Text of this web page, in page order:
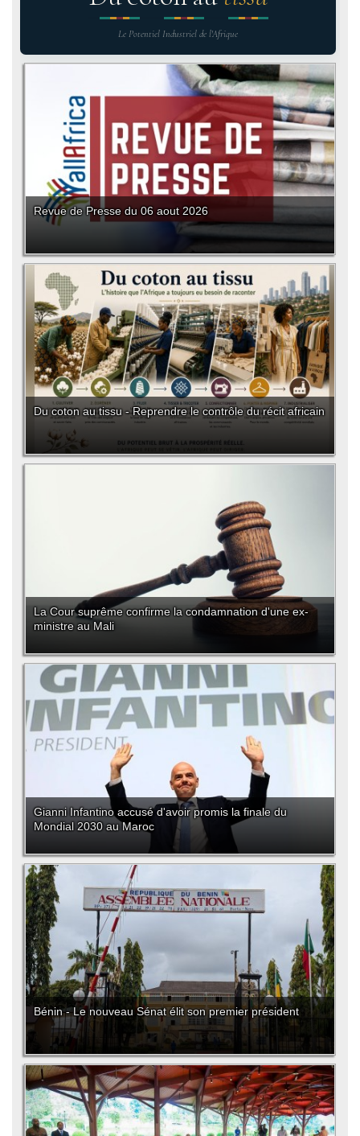
Le Potentiel Industriel de l'Afrique
Revue de Presse du 06 aout 2026
Du coton au tissu - Reprendre le contrôle du récit africain
La Cour suprême confirme la condamnation d'une ex-
ministre au Mali
Gianni Infantino accusé d'avoir promis la finale du
Mondial 2030 au Maroc
Bénin - Le nouveau Sénat élit son premier président